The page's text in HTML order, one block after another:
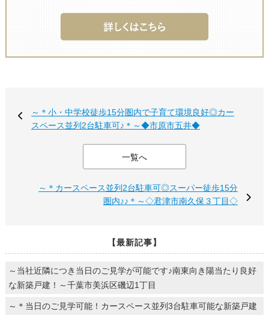
～＊小・中学校徒歩15分圏内で子育て環境良好◎カー
スペース並列2台駐車可♪＊～◆市原市五井◆
一覧へ
～＊カースペース並列2台駐車可◎スーパー徒歩15分
圏内♪♪＊～◇君津市南久保３丁目◇
【最新記事】
～当社近隣につき当日のご見学が可能です♪南東向き陽当たり良好
な新築戸建！～千葉市美浜区磯辺1丁目
～＊当日のご見学可能！カースペース並列3台駐車可能な新築戸建